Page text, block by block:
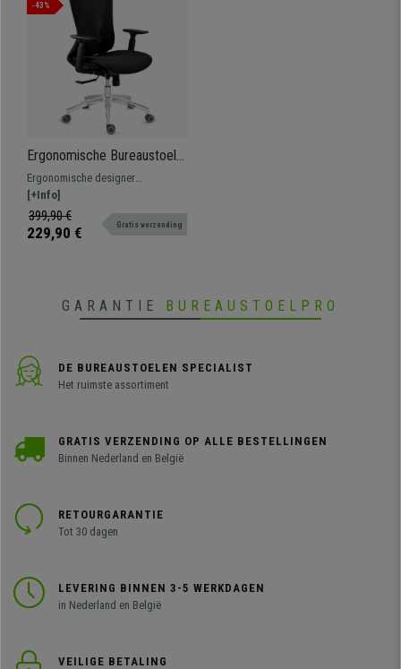
-43%
Ergonomische Bureaustoel
EVANS, Professioneel
gebruik van 8 uur, Geweldig
en Goed Design en Hoge
Kwaliteit, Metalen Onderstel,
Zwart
Ergonomische designer
bureaustoel, Zeer comfortabel,
met elegante afwerking en metalen
onderstel
[+Info]
399,90 €
229,90 € Gratis verzending
GARANTIE BUREAUSTOELPRO
DE BUREAUSTOELEN SPECIALIST
Het ruimste assortiment
GRATIS VERZENDING OP ALLE BESTELLINGEN
Binnen Nederland en België
RETOURGARANTIE
Tot 30 dagen
LEVERING BINNEN 3-5 WERKDAGEN
in Nederland en België
VEILIGE BETALING